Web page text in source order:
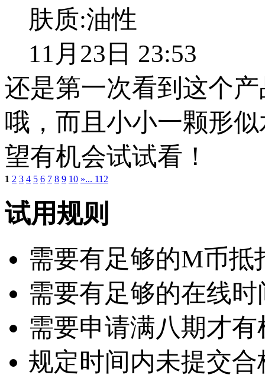
肤质:油性
11月23日 23:53
还是第一次看到这个
哦，而且小小一颗形
望有机会试试看！
1 2 3 4 5 6 7 8 9 10 »... 112
试用规则
需要有足够的M币抵
需要有足够的在线
需要申请满八期才
规定时间内未提交